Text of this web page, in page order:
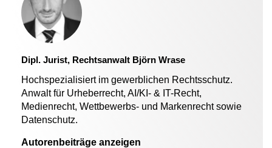
Dipl. Jurist, Rechtsanwalt Björn Wrase
Hochspezialisiert im gewerblichen Rechtsschutz.
Anwalt für Urheberrecht, AI/KI- & IT-Recht,
Medienrecht, Wettbewerbs- und Markenrecht sowie
Datenschutz.
Autorenbeiträge anzeigen